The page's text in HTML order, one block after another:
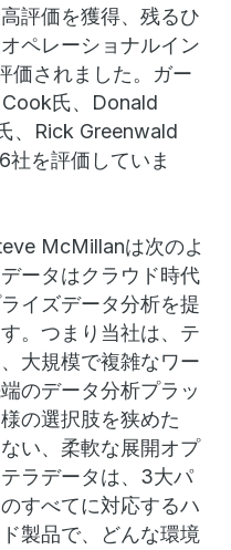
評価を獲得、残るひ
ペレーショナルイン
価されました。ガー
Cook氏、Donald
、Rick Greenwald
社を評価していま
McMillanは次のよ
ータはクラウド時代
イズデータ分析を提
。つまり当社は、テ
大規模で複雑なワー
のデータ分析プラッ
の選択肢を狭めた
い、柔軟な展開オプ
ラデータは、3大パ
すべてに対応するハ
製品で、どんな環境